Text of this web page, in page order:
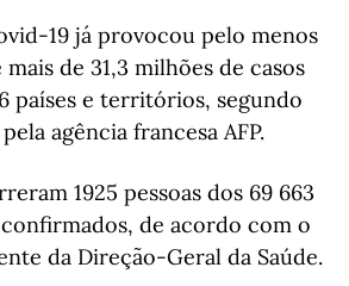
19 já provocou pelo menos
de 31,3 milhões de casos
países e territórios, segundo
agência francesa AFP.
1925 pessoas dos 69 663
de acordo com o
da Direção-Geral da Saúde.